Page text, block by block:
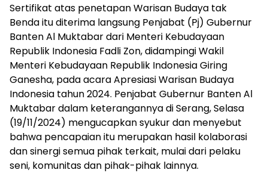
Sertifikat atas penetapan Warisan Budaya tak
Benda itu diterima langsung Penjabat (Pj) Gubernur
Banten Al Muktabar dari Menteri Kebudayaan
Republik Indonesia Fadli Zon, didampingi Wakil
Menteri Kebudayaan Republik Indonesia Giring
Ganesha, pada acara Apresiasi Warisan Budaya
Indonesia tahun 2024. Penjabat Gubernur Banten Al
Muktabar dalam keterangannya di Serang, Selasa
(19/11/2024) mengucapkan syukur dan menyebut
bahwa pencapaian itu merupakan hasil kolaborasi
dan sinergi semua pihak terkait, mulai dari pelaku
seni, komunitas dan pihak-pihak lainnya.